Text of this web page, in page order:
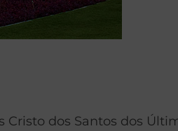
dos Santos dos